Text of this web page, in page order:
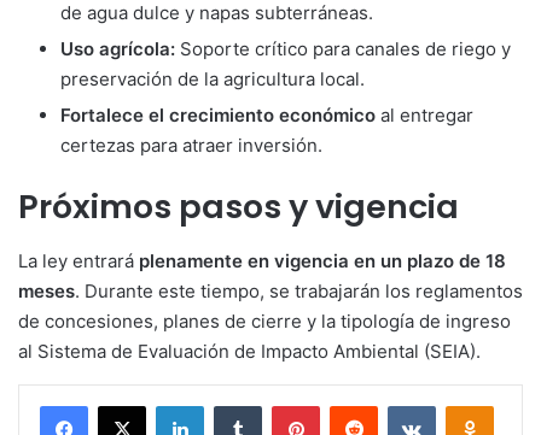
de agua dulce y napas subterráneas.
Uso agrícola: Soporte crítico para canales de riego y
preservación de la agricultura local.
Fortalece el crecimiento económico al entregar
certezas para atraer inversión.
Próximos pasos y vigencia
La ley entrará plenamente en vigencia en un plazo de 18
meses. Durante este tiempo, se trabajarán los reglamentos
de concesiones, planes de cierre y la tipología de ingreso
al Sistema de Evaluación de Impacto Ambiental (SEIA).
Facebook
X LinkedInTumblr PinterestReddit VKontakte